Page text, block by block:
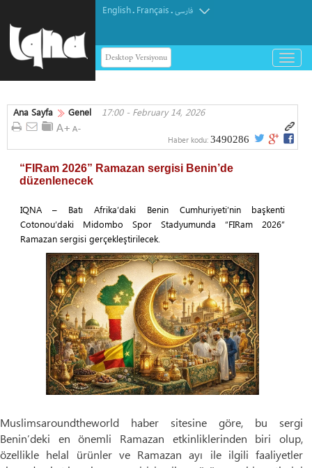
English. Français.فارسی
Desktop Versiyonu
باز
و
کردن
Ana Sayfa Genel 17:00 - February 14, 2026
Haber kodu: 3490286
“FIRam 2026” Ramazan sergisi Benin’de
düzenlenecek
IQNA – Batı Afrika’daki Benin Cumhuriyeti’nin başkenti
Cotonou’daki Midombo Spor Stadyumunda “FIRam 2026”
Ramazan sergisi gerçekleştirilecek.
Muslimsaroundtheworld haber sitesine göre, bu sergi
Benin’deki en önemli Ramazan etkinliklerinden biri olup,
özellikle helal ürünler ve Ramazan ayı ile ilgili faaliyetler